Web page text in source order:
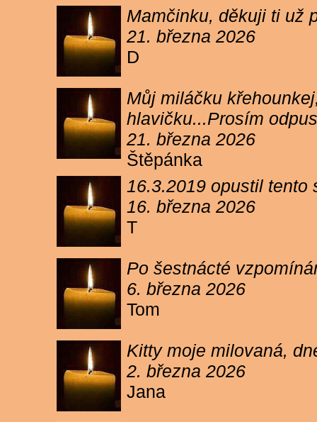
Mamčinku, děkuji ti už
21. března 2026
D
Můj miláčku
hlavičku...Prosím
21. března 2026
Štěpánka
16.3.2019 opustil
16. března 2026
T
Po šestnácté
6. března 2026
Tom
Kitty moje milovaná,
2. března 2026
Jana